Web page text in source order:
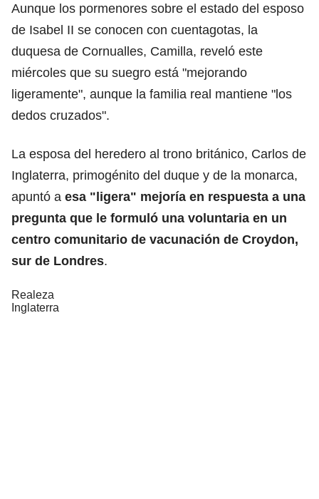
Aunque los pormenores sobre el estado del esposo
de Isabel II se conocen con cuentagotas, la
duquesa de Cornualles, Camilla, reveló este
miércoles que su suegro está "mejorando
ligeramente", aunque la familia real mantiene "los
dedos cruzados".
La esposa del heredero al trono británico, Carlos de
Inglaterra, primogénito del duque y de la monarca,
apuntó a esa "ligera" mejoría en respuesta a una
pregunta que le formuló una voluntaria en un
centro comunitario de vacunación de Croydon,
sur de Londres.
Realeza
Inglaterra